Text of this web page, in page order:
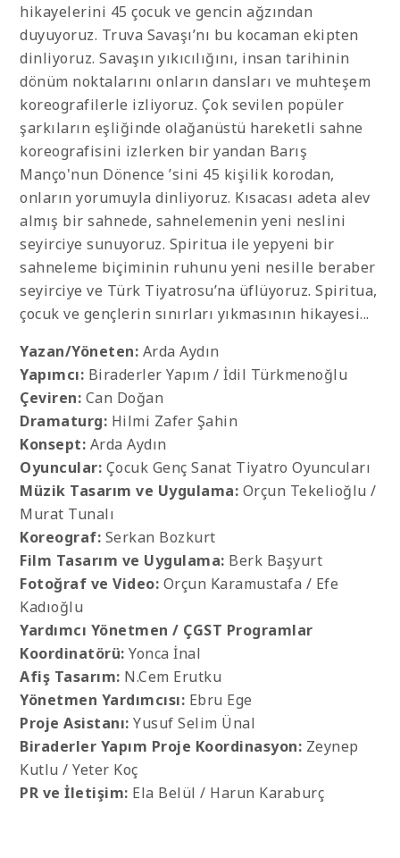
hikayelerini 45 çocuk ve gencin ağzından
duyuyoruz. Truva Savaşı’nı bu kocaman ekipten
dinliyoruz. Savaşın yıkıcılığını, insan tarihinin
dönüm noktalarını onların dansları ve muhteşem
koreografilerle izliyoruz. Çok sevilen popüler
şarkıların eşliğinde olağanüstü hareketli sahne
koreografisini izlerken bir yandan Barış
Manço'nun Dönence ’sini 45 kişilik korodan,
onların yorumuyla dinliyoruz. Kısacası adeta alev
almış bir sahnede, sahnelemenin yeni neslini
seyirciye sunuyoruz. Spiritua ile yepyeni bir
sahneleme biçiminin ruhunu yeni nesille beraber
seyirciye ve Türk Tiyatrosu’na üflüyoruz. Spiritua,
çocuk ve gençlerin sınırları yıkmasının hikayesi...
Yazan/Yöneten: Arda Aydın
Yapımcı: Biraderler Yapım / İdil Türkmenoğlu
Çeviren: Can Doğan
Dramaturg: Hilmi Zafer Şahin
Konsept: Arda Aydın
Oyuncular: Çocuk Genç Sanat Tiyatro Oyuncuları
Müzik Tasarım ve Uygulama: Orçun Tekelioğlu /
Murat Tunalı
Koreograf: Serkan Bozkurt
Film Tasarım ve Uygulama: Berk Başyurt
Fotoğraf ve Video: Orçun Karamustafa / Efe
Kadıoğlu
Yardımcı Yönetmen / ÇGST Programlar
Koordinatörü: Yonca İnal
Afiş Tasarım: N.Cem Erutku
Yönetmen Yardımcısı: Ebru Ege
Proje Asistanı: Yusuf Selim Ünal
Biraderler Yapım Proje Koordinasyon: Zeynep
Kutlu / Yeter Koç
PR ve İletişim: Ela Belül / Harun Karaburç